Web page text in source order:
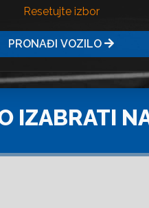
Resetujte izbor
PRONAĐI VOZILO
IZABRATI